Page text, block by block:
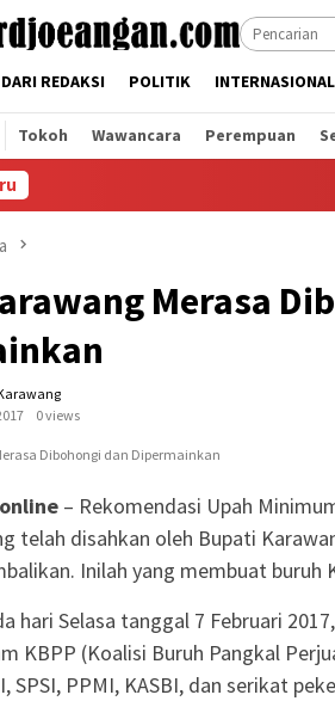
DARI REDAKSI POLITIK INTERNASIONAL
Tokoh Wawancara Perempuan
Merasa
0 views
– Rekomendasi Upah
telah disahkan oleh Bupati
Inilah yang membuat buruh
hari Selasa tanggal 7 Februari
KBPP (Koalisi Buruh Pangkal
SPSI, PPMI, KASBI, dan serikat